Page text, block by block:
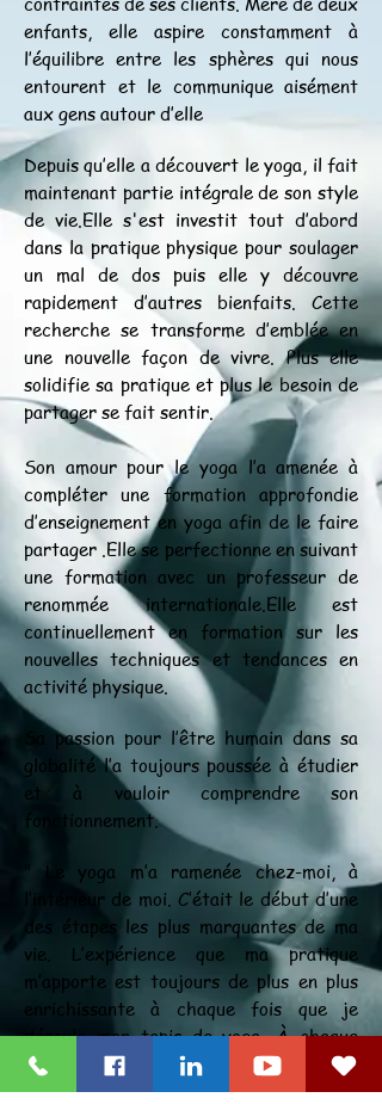
enfants, elle aspire constamment à
l’équilibre entre les sphères qui nous
entourent et le communique aisément
aux gens autour d’elle
Depuis qu’elle a découvert le yoga, il fait
maintenant partie intégrale de son style
de vie.Elle s'est investit tout d’abord
dans la pratique physique pour soulager
un mal de dos puis elle y découvre
rapidement d’autres bienfaits. Cette
recherche se transforme d’emblée en
une nouvelle façon de vivre. Plus elle
solidifie sa pratique et plus le besoin de
partager se fait sentir.
Son amour pour le yoga l’a amenée à
compléter une formation approfondie
d’enseignement en yoga afin de le faire
partager .Elle se perfectionne en suivant
une formation avec un professeur de
renommée internationale.Elle est
continuellement en formation sur les
nouvelles techniques et tendances en
activité physique.
Sa passion pour l’être humain dans sa
globalité l’a toujours poussée à étudier
et à vouloir comprendre son
fonctionnement.
" Le yoga m’a ramenée chez-moi, à
l’intérieur de moi. C’était le début d’une
des étapes les plus marquantes de ma
vie. L’expérience que ma pratique
m’apporte est toujours de plus en plus
enrichissante à chaque fois que je
déroule mon tapis de yoga. À chaque
pratique, mes yeux s’ouvrent plus, mon
mental se calme et ma force intérieure